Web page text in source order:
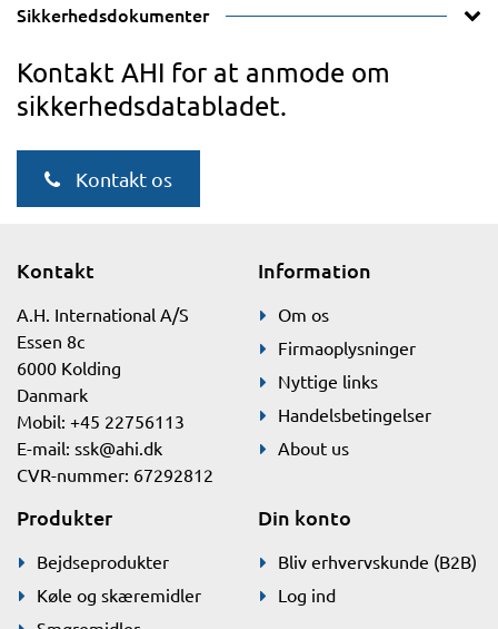
Sikkerhedsdokumenter
Kontakt AHI for at anmode om
sikkerhedsdatabladet.
Kontakt os
Kontakt
A.H. International A/S
Essen 8c
6000 Kolding
Danmark
Mobil: +45 22756113
E-mail: ssk@ahi.dk
CVR-nummer: 67292812
Information
Om os
Firmaoplysninger
Nyttige links
Handelsbetingelser
About us
Produkter
Bejdseprodukter
Køle og skæremidler
Din konto
Bliv erhvervskunde (B2B)
Log ind